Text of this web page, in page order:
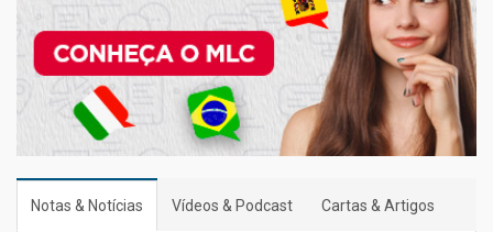
Notas & Notícias Vídeos & Podcast Cartas & Artigos